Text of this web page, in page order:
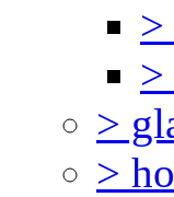
>
>
>